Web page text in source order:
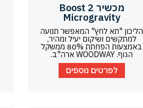
מכשיר Boost 2
Microgravity
הליכון "תא לחץ" המאפשר תנועה
למתקשים ושיקום יעיל ומהיר,
באמצעות הפחתת 80% ממשקל
הגוף. WOODWAY ארה"ב.
לפרטים נוספים